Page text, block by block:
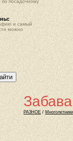
и самый
можно
Забава
РАЗНОЕ/ Многолетники